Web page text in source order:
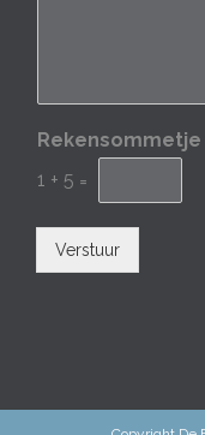
1 + 5 =
Verstuur